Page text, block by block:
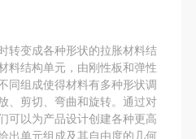
转变成各种形状的拉胀材料结
料结构单元，由刚性板和弹性
同组成使得材料有多种形状调
、剪切、弯曲和旋转。通过对
可以为产品设计创建各种更高
出单元组成及其自由度的几何